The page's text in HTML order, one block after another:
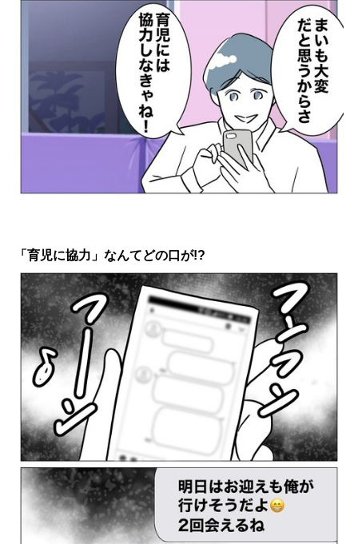
「育児に協力」なんてどの口が!?